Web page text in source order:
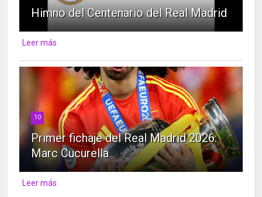
Himno del Centenario del Real Madrid
Leer más
10
Primer fichaje del Real Madrid 2026:
Marc Cucurella
Leer más